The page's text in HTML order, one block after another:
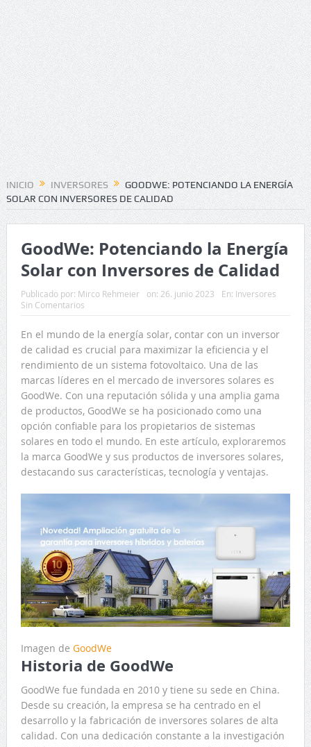
INICIO INVERSORES
GOODWE: POTENCIANDO LA ENERGÍA
SOLAR CON INVERSORES DE CALIDAD
GoodWe: Potenciando la Energía
Solar con Inversores de Calidad
Publicado por: Mirco Rehmeier on: 26. junio 2023 En: Inversores
Sin Comentarios
En el mundo de la energía solar, contar con un inversor
de calidad es crucial para maximizar la eficiencia y el
rendimiento de un sistema fotovoltaico. Una de las
marcas líderes en el mercado de inversores solares es
GoodWe. Con una reputación sólida y una amplia gama
de productos, GoodWe se ha posicionado como una
opción confiable para los propietarios de sistemas
solares en todo el mundo. En este artículo, exploraremos
la marca GoodWe y sus productos de inversores solares,
destacando sus características, tecnología y ventajas.
Imagen de GoodWe
Historia de GoodWe
GoodWe fue fundada en 2010 y tiene su sede en China.
Desde su creación, la empresa se ha centrado en el
desarrollo y la fabricación de inversores solares de alta
calidad. Con una dedicación constante a la investigación